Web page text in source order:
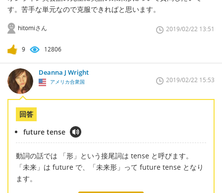
す。苦手な単元なので克服できればと思います。
hitomiさん 2019/02/22 13:51
9 12806
Deanna J Wright
アメリカ合衆国 2019/02/22 15:53
回答
future tense
動詞の話では 「形」という接尾詞は tense と呼びます。
「未来」は future で、「未来形」って future tense となり
ます。